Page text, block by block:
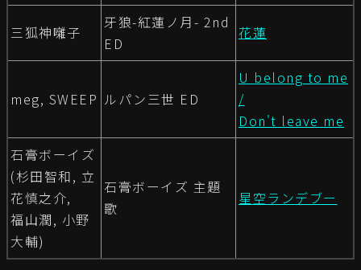
三狐神囃子
牙狼-紅蓮ノ月- 2nd
ED
花蓮
meg, SWEEP ルパン三世 ED
U belong to me
/
Don't leave me
石膏ボーイズ
(杉田智和, 立
花慎之介,
福山潤, 小野
大輔)
石膏ボーイズ 主題
歌
星空ランデブー